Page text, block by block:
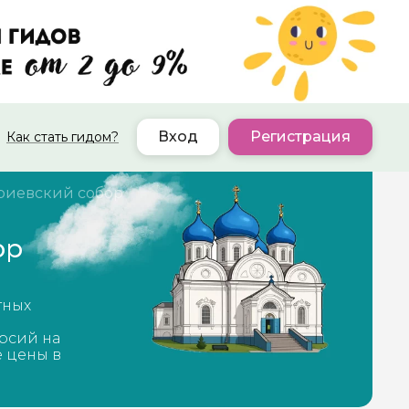
Как стать гидом? Вход Регистрация
собор
на
цены в